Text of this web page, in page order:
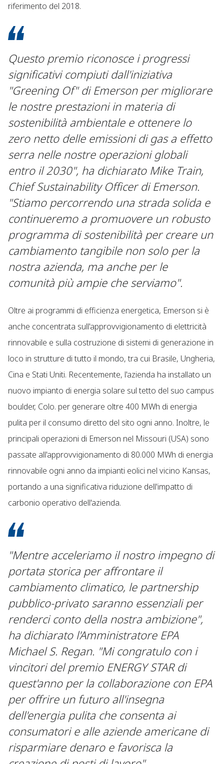
riferimento del 2018.
Questo premio riconosce i progressi
significativi compiuti dall'iniziativa
"Greening Of" di Emerson per migliorare
le nostre prestazioni in materia di
sostenibilità ambientale e ottenere lo
zero netto delle emissioni di gas a effetto
serra nelle nostre operazioni globali
entro il 2030", ha dichiarato Mike Train,
Chief Sustainability Officer di Emerson.
"Stiamo percorrendo una strada solida e
continueremo a promuovere un robusto
programma di sostenibilità per creare un
cambiamento tangibile non solo per la
nostra azienda, ma anche per le
comunità più ampie che serviamo".
Oltre ai programmi di efficienza energetica, Emerson si è
anche concentrata sull'approvvigionamento di elettricità
rinnovabile e sulla costruzione di sistemi di generazione in
loco in strutture di tutto il mondo, tra cui Brasile, Ungheria,
Cina e Stati Uniti. Recentemente, l'azienda ha installato un
nuovo impianto di energia solare sul tetto del suo campus
boulder, Colo. per generare oltre 400 MWh di energia
pulita per il consumo diretto del sito ogni anno. Inoltre, le
principali operazioni di Emerson nel Missouri (USA) sono
passate all'approvvigionamento di 80.000 MWh di energia
rinnovabile ogni anno da impianti eolici nel vicino Kansas,
portando a una significativa riduzione dell'impatto di
carbonio operativo dell'azienda.
"Mentre acceleriamo il nostro impegno di
portata storica per affrontare il
cambiamento climatico, le partnership
pubblico-privato saranno essenziali per
renderci conto della nostra ambizione",
ha dichiarato l'Amministratore EPA
Michael S. Regan. "Mi congratulo con i
vincitori del premio ENERGY STAR di
quest'anno per la collaborazione con EPA
per offrire un futuro all'insegna
dell'energia pulita che consenta ai
consumatori e alle aziende americane di
risparmiare denaro e favorisca la